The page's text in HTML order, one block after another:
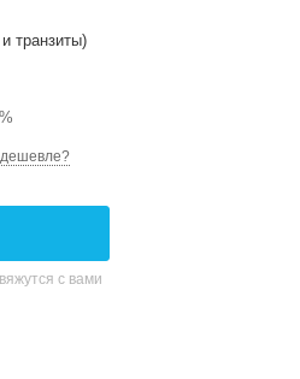
транзиты)
с вами